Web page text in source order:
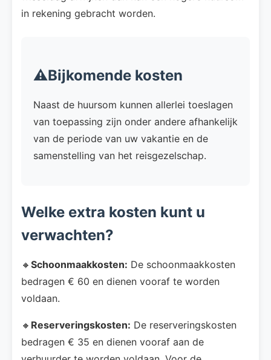
in rekening gebracht worden.
⚠️Bijkomende kosten
Naast de huursom kunnen allerlei toeslagen
van toepassing zijn onder andere afhankelijk
van de periode van uw vakantie en de
samenstelling van het reisgezelschap.
Welke extra kosten kunt u
verwachten?
🔸 Schoonmaakkosten: De schoonmaakkosten
bedragen € 60 en dienen vooraf te worden
voldaan.
🔸 Reserveringskosten: De reserveringskosten
bedragen € 35 en dienen vooraf aan de